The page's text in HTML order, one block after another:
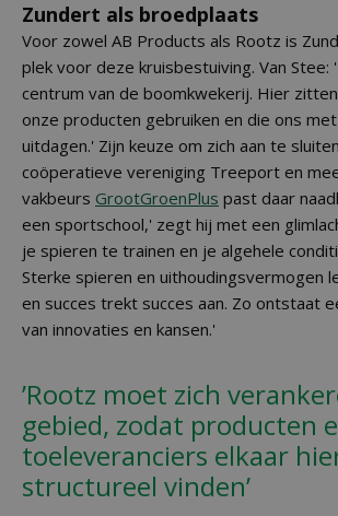
Zundert als broedplaats
Voor zowel AB Products als Rootz is
plek voor deze kruisbestuiving. Van Stee:
centrum van de boomkwekerij. Hier
onze producten gebruiken en die ons
uitdagen.' Zijn keuze om zich aan te
coöperatieve vereniging Treeport en
vakbeurs GrootGroenPlus past daar
een sportschool,' zegt hij met een
je spieren te trainen en je algehele
Sterke spieren en uithoudingsvermogen
en succes trekt succes aan. Zo ontstaat
van innovaties en kansen.'
’Rootz moet zich
gebied, zodat producten
toeleveranciers elkaar
structureel vinden’